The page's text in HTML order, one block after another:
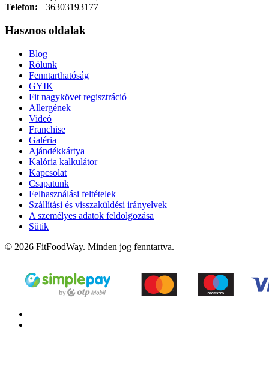
Telefon: +36303193177
Hasznos oldalak
Blog
Rólunk
Fenntarthatóság
GYIK
Fit nagykövet regisztráció
Allergének
Videó
Franchise
Galéria
Ajándékkártya
Kalória kalkulátor
Kapcsolat
Csapatunk
Felhasználási feltételek
Szállítási és visszaküldési irányelvek
A személyes adatok feldolgozása
Sütik
© 2026 FitFoodWay. Minden jog fenntartva.